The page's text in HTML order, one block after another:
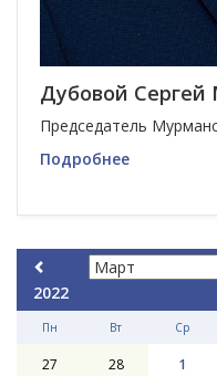
Дубовой
Председатель
Подробнее
2022
Пн Вт Ср
27 28 1